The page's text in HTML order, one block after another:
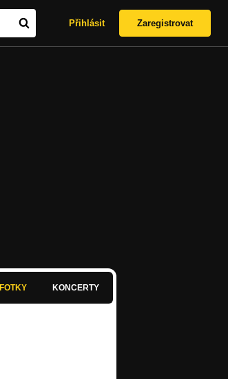
Přihlásit Zaregistrovat
FOTKY KONCERTY